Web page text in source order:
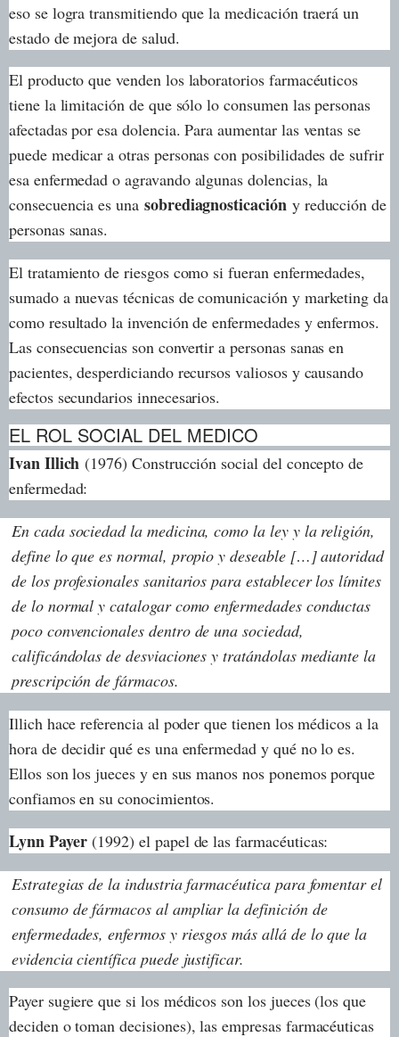
eso se logra transmitiendo que la medicación traerá un
estado de mejora de salud.
El producto que venden los laboratorios farmacéuticos
tiene la limitación de que sólo lo consumen las personas
afectadas por esa dolencia. Para aumentar las ventas se
puede medicar a otras personas con posibilidades de sufrir
esa enfermedad o agravando algunas dolencias, la
consecuencia es una sobrediagnosticacióny reducción de
personas sanas.
El tratamiento de riesgos como si fueran enfermedades,
sumado a nuevas técnicas de comunicación y marketing da
como resultado la invención de enfermedades y enfermos.
Las consecuencias son convertir a personas sanas en
pacientes, desperdiciando recursos valiosos y causando
efectos secundarios innecesarios.
EL ROL SOCIAL DEL MEDICO
Ivan Illich (1976) Construcción social del concepto de
enfermedad:
En cada sociedad la medicina, como la ley y la religión,
define lo que es normal, propio y deseable […] autoridad
de los profesionales sanitarios para establecer los límites
de lo normal y catalogar como enfermedades conductas
poco convencionales dentro de una sociedad,
calificándolas de desviaciones y tratándolas mediante la
prescripción de fármacos.
Illich hace referencia al poder que tienen los médicos a la
hora de decidir qué es una enfermedad y qué no lo es.
Ellos son los jueces y en sus manos nos ponemos porque
confiamos en su conocimientos.
Lynn Payer(1992) el papel de las farmacéuticas:
Estrategias de la industria farmacéutica para fomentar el
consumo de fármacos al ampliar la definición de
enfermedades, enfermos y riesgos más allá de lo que la
evidencia científica puede justificar.
Payer sugiere que si los médicos son los jueces (los que
deciden o toman decisiones), las empresas farmacéuticas